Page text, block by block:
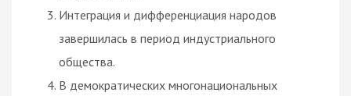
Интеграция и дифференциация народов
завершилась в период индустриального
общества.
В демократических многонациональных